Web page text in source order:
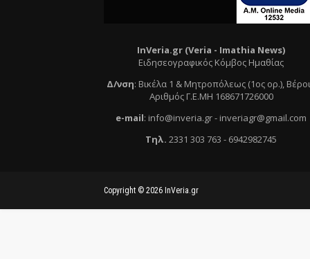
InVeria.gr (Veria - Ιmathia News)
Ειδησεογραφικός Κόμβος Ημαθίας
Δ/νση: Βικέλα 1 & Μητροπόλεως (1ος ορ.),
Αριθμός Γ.Ε.ΜΗ 168671726000
e-mail: info@inveria.gr- inveriagr@gmail.com
Τηλ. 2331 303 763 - 6942982745
Copyright © 2026 InVeria.gr